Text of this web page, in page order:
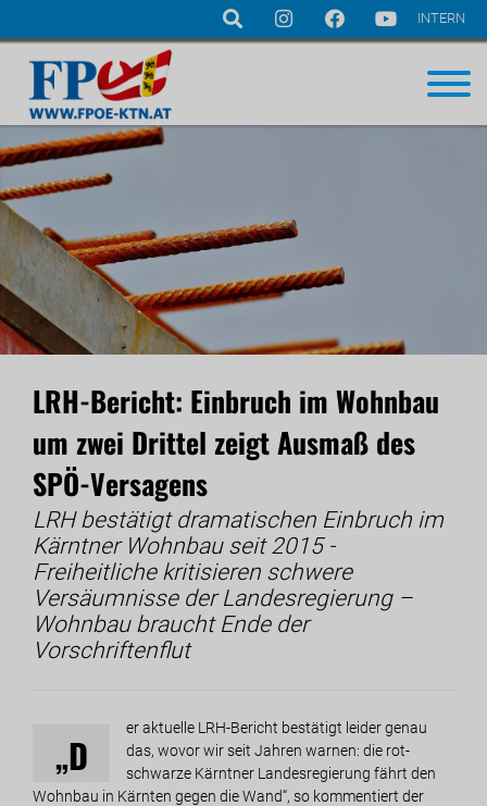
Navigation
überspringen
INTERN
LRH-Bericht: Einbruch im Wohnbau
um zwei Drittel zeigt Ausmaß des
SPÖ-Versagens
LRH bestätigt dramatischen Einbruch im
Kärntner Wohnbau seit 2015 -
Freiheitliche kritisieren schwere
Versäumnisse der Landesregierung –
Wohnbau braucht Ende der
Vorschriftenflut
„D
er aktuelle LRH-Bericht bestätigt leider genau
das, wovor wir seit Jahren warnen: die rot-
schwarze Kärntner Landesregierung fährt den
Wohnbau in Kärnten gegen die Wand“, so kommentiert der